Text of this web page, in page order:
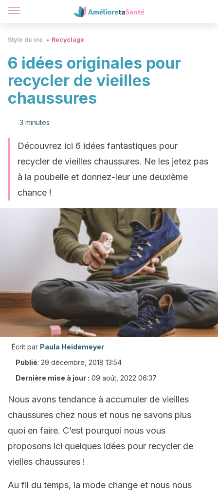
Style de vie Recyclage
6 idées originales pour
recycler de vieilles
chaussures
3 minutes
Découvrez ici 6 idées fantastiques pour
recycler de vieilles chaussures. Ne les jetez pas
à la poubelle et donnez-leur une deuxième
chance !
Écrit par Paula Heidemeyer
Publié: 29 décembre, 2018 13:54
Dernière mise à jour : 09 août, 2022 06:37
Nous avons tendance à accumuler de vieilles
chaussures chez nous et nous ne savons plus
quoi en faire. C’est pourquoi nous vous
proposons ici quelques idées pour recycler de
vielles chaussures !
Au fil du temps, la mode change et nous nous